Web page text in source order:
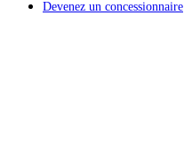
Devenez un concessionnaire